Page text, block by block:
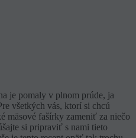
je pomaly v plnom prúde, ja
všetkých vás, ktorí si chcú
mäsové fašírky zameniť za niečo
si pripraviť s nami tieto